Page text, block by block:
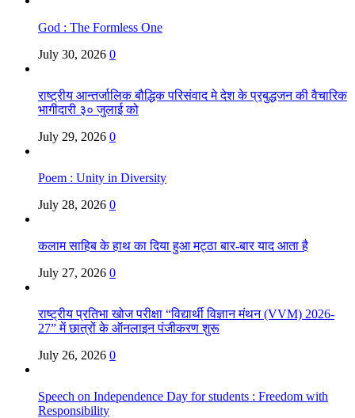
God : The Formless One
July 30, 2026 0
राष्ट्रीय आन्तर्जालिक बौद्धिक परिसंवाद मे देश के प्रबुद्धजन की वैचारिक
भागीदारी ३० जुलाई को
July 29, 2026 0
Poem : Unity in Diversity
July 28, 2026 0
कलाम साहिब के हाथ का दिया हुआ मट्ठा बार-बार याद आता है
July 27, 2026 0
राष्ट्रीय प्रतिभा खोज परीक्षा “विद्यार्थी विज्ञान मंथन (VVM) 2026-
27” में छात्रों के ऑनलाइन पंजीकरण शुरू
July 26, 2026 0
Speech on Independence Day for students : Freedom with
Responsibility